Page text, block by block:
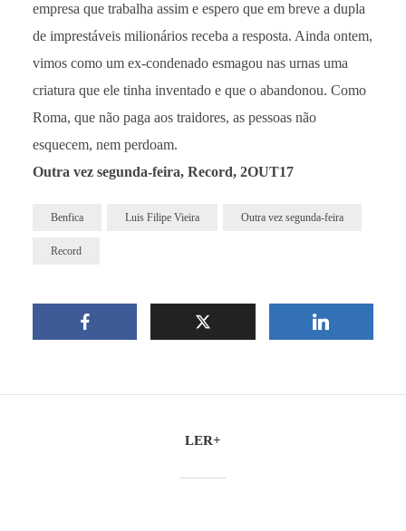
empresa que trabalha assim e espero que em breve a dupla
de imprestáveis milionários receba a resposta. Ainda ontem,
vimos como um ex-condenado esmagou nas urnas uma
criatura que ele tinha inventado e que o abandonou. Como
Roma, que não paga aos traidores, as pessoas não
esquecem, nem perdoam.
Outra vez segunda-feira, Record, 2OUT17
Benfica Luis Filipe Vieira Outra vez segunda-feira
Record
LER+